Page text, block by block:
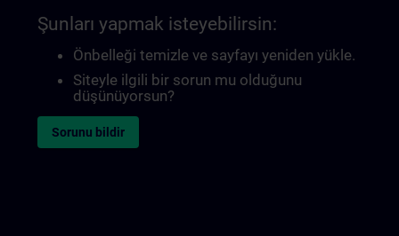
Şunları yapmak isteyebilirsin:
Önbelleği temizle ve sayfayı yeniden yükle.
Siteyle ilgili bir sorun mu olduğunu
düşünüyorsun?
Sorunu bildir